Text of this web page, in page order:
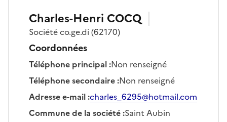
Charles-Henri COCQ
Sociétéco.ge.di (62170)
Coordonnées
Téléphone principal:Non renseigné
Téléphone secondaire:Non renseigné
Adresse e-mail:charles_6295@hotmail.com
Commune de la société:Saint Aubin